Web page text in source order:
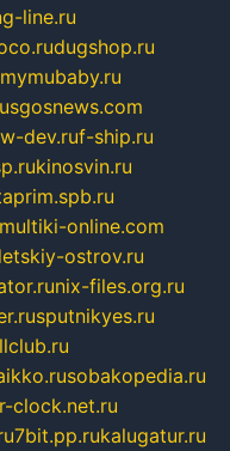
line.ru
dugshop.ru
mymubaby.ru
w-dev.ruf-ship.ru
kinosvin.ru
multiki-online.com
ostrov.ru
nix-files.org.ru
sputnikyes.ru
sobakopedia.ru
clock.net.ru
7bit.pp.rukalugatur.ru